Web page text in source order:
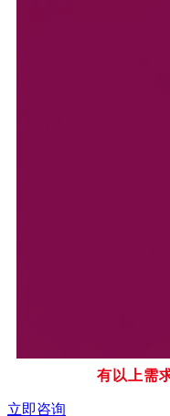
有以上需
立即咨询